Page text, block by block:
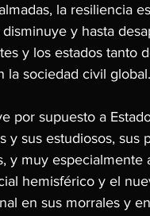
la resiliencia
y hasta
y los estados tanto
la sociedad civil
por supuesto a
y sus estudiosos, sus
y muy especialmente
hemisférico y el
en sus morrales y